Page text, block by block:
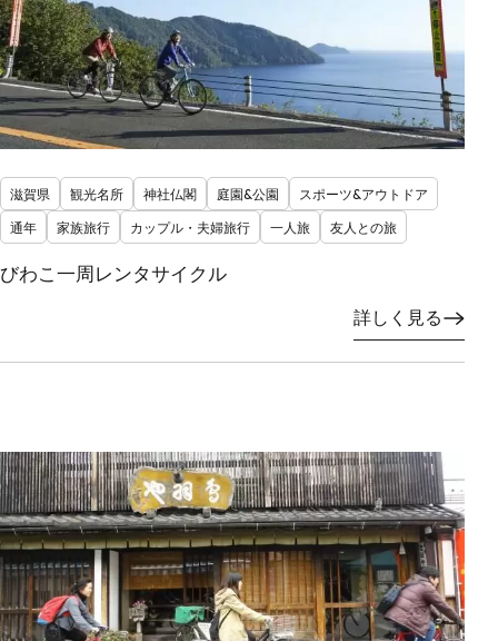
滋賀県 観光名所 神社仏閣 庭園&公園
スポーツ&アウトドア
通年
家族旅行 カップル・夫婦旅行 一人旅 友人との旅
びわこ一周レンタサイクル
詳しく見る